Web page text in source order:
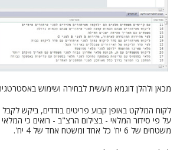
מכאן ולהלן דוגמא מעשית לבחירה ושימוש
לקוח המלקט באופן קבוע פריטים בודדים, ביקש לקבל 12 יח' מהפריט.
משטחים של 6 יח' כל אחד ומשטח אחד של 4 יח'.